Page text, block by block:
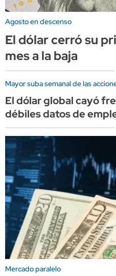
Agosto en descenso
El dólar cerró su
mes a la baja
Mayor suba semanal de las
El dólar global cayó
débiles datos de
Mercado paralelo